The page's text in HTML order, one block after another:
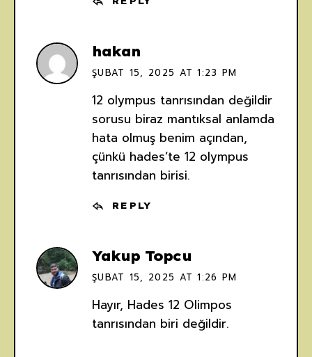
hakan
ŞUBAT 15, 2025 AT 1:23 PM
12 olympus tanrısından değildir
sorusu biraz mantıksal anlamda
hata olmuş benim açından,
çünkü hades’te 12 olympus
tanrısından birisi.
REPLY
Yakup Topcu
ŞUBAT 15, 2025 AT 1:26 PM
Hayır, Hades 12 Olimpos
tanrısından biri değildir.